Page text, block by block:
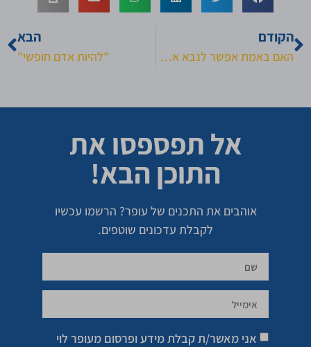
הקודם
האם באמת אפשר לנבא את העתיד הכלכלי של אנשים? איך אפשר לנבא את העתיד הכלכלי שלך?
הבא
"להיות אדם חופשי"
אל תפספסו את
התוכן הבא!
אוהבים את התכנים של עופר? הרשמו עכשיו
לקבלת עדכונים שוטפים.
אני מאשר/ת קבלת מידע ופרסום מעופר לוי